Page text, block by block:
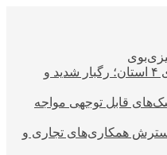
هشدار نارنجی هواشناسی برای ۴ استان؛ رگبار شدید و
قابل توجهی مواجه
گسترش همکاری‌های تجاری و